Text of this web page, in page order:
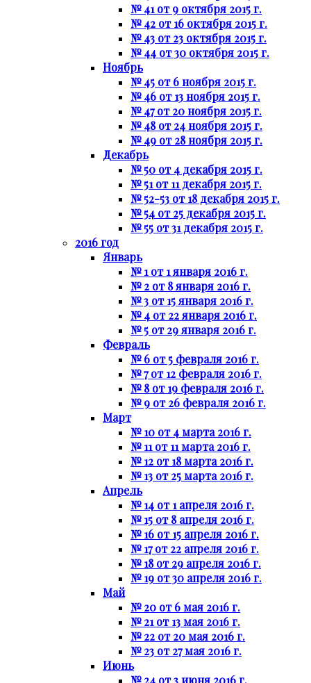
№ 41 от 9 октября 2015 г.
№ 42 от 16 октября 2015 г.
№ 43 от 23 октября 2015 г.
№ 44 от 30 октября 2015 г.
Ноябрь
№ 45 от 6 ноября 2015 г.
№ 46 от 13 ноября 2015 г.
№ 47 от 20 ноября 2015 г.
№ 48 от 24 ноября 2015 г.
№ 49 от 28 ноября 2015 г.
Декабрь
№ 50 от 4 декабря 2015 г.
№ 51 от 11 декабря 2015 г.
№ 52-53 от 18 декабря 2015 г.
№ 54 от 25 декабря 2015 г.
№ 55 от 31 декабря 2015 г.
2016 год
Январь
№ 1 от 1 января 2016 г.
№ 2 от 8 января 2016 г.
№ 3 от 15 января 2016 г.
№ 4 от 22 января 2016 г.
№ 5 от 29 января 2016 г.
Февраль
№ 6 от 5 февраля 2016 г.
№ 7 от 12 февраля 2016 г.
№ 8 от 19 февраля 2016 г.
№ 9 от 26 февраля 2016 г.
Март
№ 10 от 4 марта 2016 г.
№ 11 от 11 марта 2016 г.
№ 12 от 18 марта 2016 г.
№ 13 от 25 марта 2016 г.
Апрель
№ 14 от 1 апреля 2016 г.
№ 15 от 8 апреля 2016 г.
№ 16 от 15 апреля 2016 г.
№ 17 от 22 апреля 2016 г.
№ 18 от 29 апреля 2016 г.
№ 19 от 30 апреля 2016 г.
Май
№ 20 от 6 мая 2016 г.
№ 21 от 13 мая 2016 г.
№ 22 от 20 мая 2016 г.
№ 23 от 27 мая 2016 г.
Июнь
№ 24 от 3 июня 2016 г.